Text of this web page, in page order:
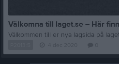
Välkomna till laget.se – Här